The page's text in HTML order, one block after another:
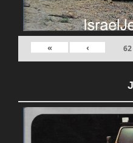
62
›
»